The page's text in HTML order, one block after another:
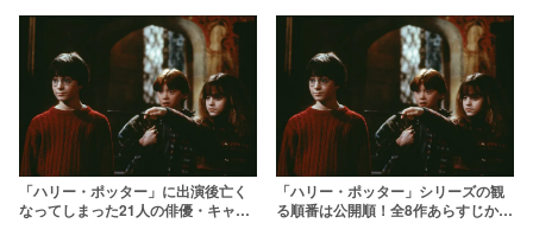
「ハリー・ポッター」に出演後亡く
なってしまった21人の俳優・キャス
「ハリー・ポッター」シリーズの観
る順番は公開順！全8作あらすじから